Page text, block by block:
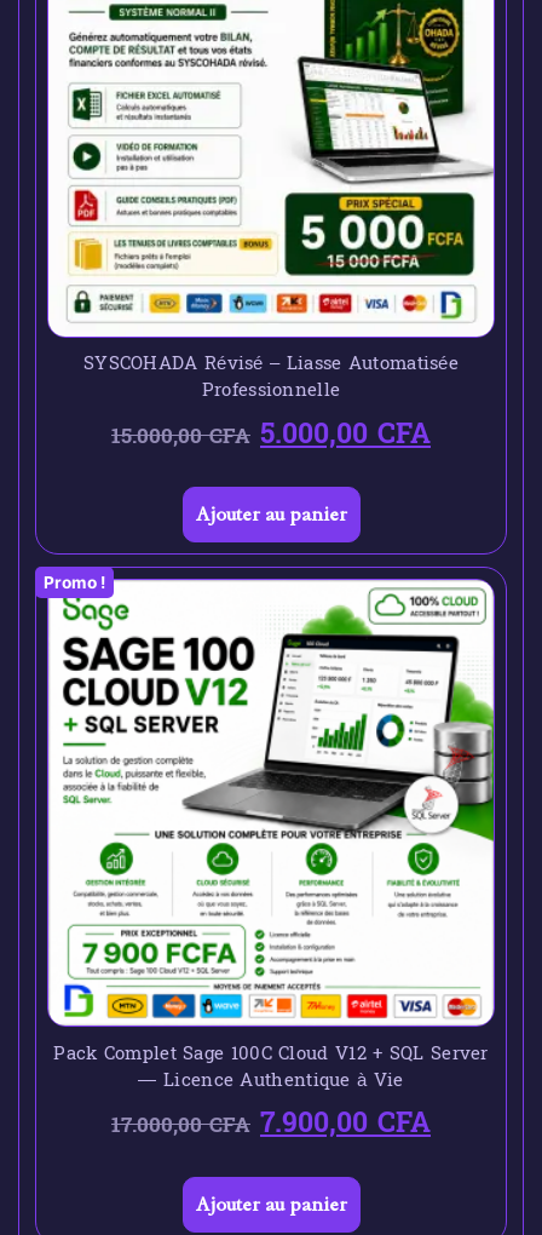
SYSCOHADA Révisé – Liasse Automatisée
Professionnelle
15.000,00CFA 5.000,00CFA
Ajouter au panier
Promo !
Pack Complet Sage 100C Cloud V12 + SQL Server
— Licence Authentique à Vie
17.000,00CFA 7.900,00CFA
Ajouter au panier